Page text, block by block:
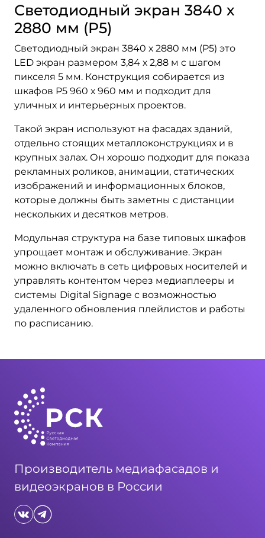
Светодиодный экран 3840 х
2880 мм (P5)
Светодиодный экран 3840 х 2880 мм (P5) это
LED экран размером 3,84 х 2,88 м с шагом
пикселя 5 мм. Конструкция собирается из
шкафов P5 960 х 960 мм и подходит для
уличных и интерьерных проектов.
Такой экран используют на фасадах зданий,
отдельно стоящих металлоконструкциях и в
крупных залах. Он хорошо подходит для показа
рекламных роликов, анимации, статических
изображений и информационных блоков,
которые должны быть заметны с дистанции
нескольких и десятков метров.
Модульная структура на базе типовых шкафов
упрощает монтаж и обслуживание. Экран
можно включать в сеть цифровых носителей и
управлять контентом через медиаплееры и
системы Digital Signage с возможностью
удаленного обновления плейлистов и работы
по расписанию.
Производитель медиафасадов и
видеоэкранов в России